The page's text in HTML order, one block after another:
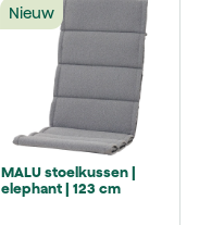
Nieuw
MALU stoelkussen |
elephant | 123 cm